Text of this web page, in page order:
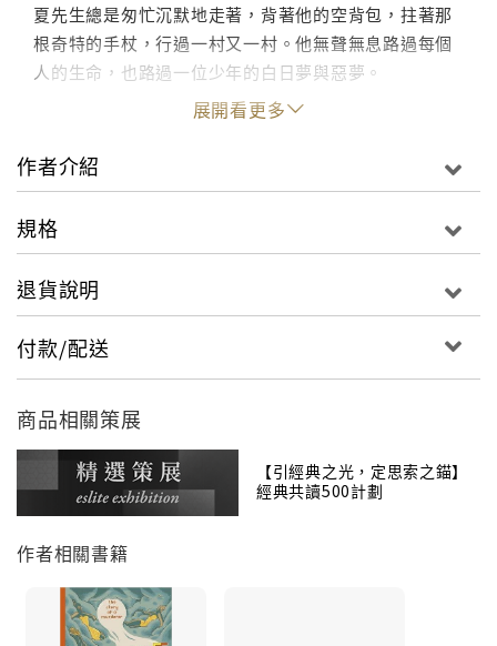
夏先生總是匆忙沉默地走著，背著他的空背包，拄著那
根奇特的手杖，行過一村又一村。他無聲無息路過每個
人的生命，也路過一位少年的白日夢與惡夢。
展開看更多
作者介紹
規格
退貨說明
付款/配送
商品相關策展
【引經典之光，定思索之錨】
經典共讀500計劃
作者相關書籍